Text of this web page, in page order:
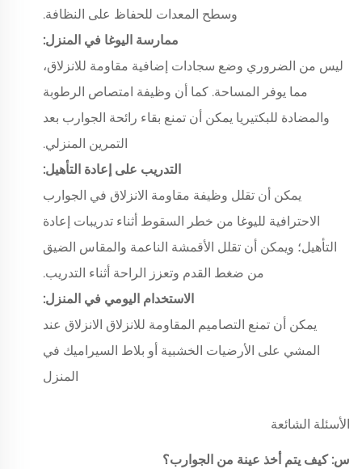
وسطح المعدات للحفاظ على النظافة.
ممارسة اليوغا في المنزل:
ليس من الضروري وضع سجادات إضافية مقاومة للانزلاق،
مما يوفر المساحة. كما أن وظيفة امتصاص الرطوبة
والمضادة للبكتيريا يمكن أن تمنع بقاء رائحة الجوارب بعد
التمرين المنزلي.
التدريب على إعادة التأهيل:
يمكن أن تقلل وظيفة مقاومة الانزلاق في الجوارب
الاحترافية لليوغا من خطر السقوط أثناء تدريبات إعادة
التأهيل؛ ويمكن أن تقلل الأقمشة الناعمة والمقاس الضيق
من ضغط القدم وتعزز الراحة أثناء التدريب.
الاستخدام اليومي في المنزل:
يمكن أن تمنع التصاميم المقاومة للانزلاق الانزلاق عند
المشي على الأرضيات الخشبية أو بلاط السيراميك في
المنزل
الأسئلة الشائعة
س: كيف يتم أخذ عينة من الجوارب؟